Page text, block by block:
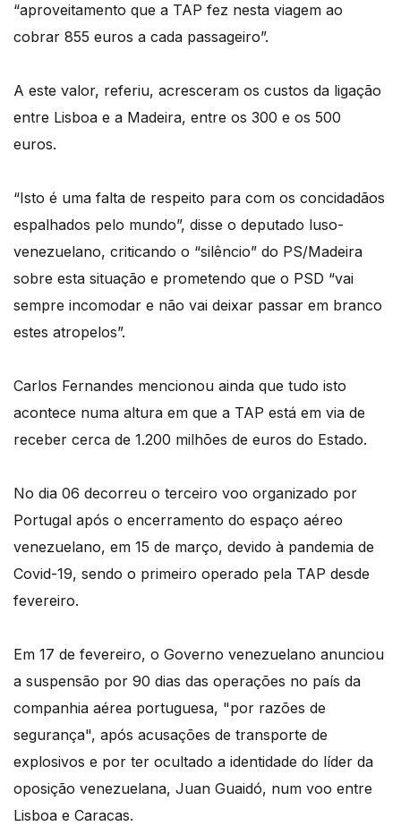
“aproveitamento que a TAP fez nesta viagem ao
cobrar 855 euros a cada passageiro”.
A este valor, referiu, acresceram os custos da ligação
entre Lisboa e a Madeira, entre os 300 e os 500
euros.
“Isto é uma falta de respeito para com os concidadãos
espalhados pelo mundo”, disse o deputado luso-
venezuelano, criticando o “silêncio” do PS/Madeira
sobre esta situação e prometendo que o PSD “vai
sempre incomodar e não vai deixar passar em branco
estes atropelos”.
Carlos Fernandes mencionou ainda que tudo isto
acontece numa altura em que a TAP está em via de
receber cerca de 1.200 milhões de euros do Estado.
No dia 06 decorreu o terceiro voo organizado por
Portugal após o encerramento do espaço aéreo
venezuelano, em 15 de março, devido à pandemia de
Covid-19, sendo o primeiro operado pela TAP desde
fevereiro.
Em 17 de fevereiro, o Governo venezuelano anunciou
a suspensão por 90 dias das operações no país da
companhia aérea portuguesa, "por razões de
segurança", após acusações de transporte de
explosivos e por ter ocultado a identidade do líder da
oposição venezuelana, Juan Guaidó, num voo entre
Lisboa e Caracas.